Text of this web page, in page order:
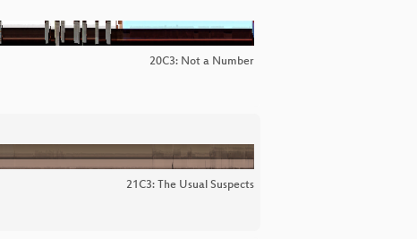
20C3: Not a Number
21C3: The Usual Suspects